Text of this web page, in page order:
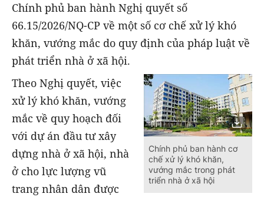
Chính phủ ban hành Nghị quyết số
66.15/2026/NQ-CP về một số cơ chế xử lý khó
khăn, vướng mắc do quy định của pháp luật về
phát triển nhà ở xã hội.
Chính phủ ban hành cơ
chế xử lý khó khăn,
vướng mắc trong phát
triển nhà ở xã hội
Theo Nghị quyết, việc
xử lý khó khăn, vướng
mắc về quy hoạch đối
với dự án đầu tư xây
dựng nhà ở xã hội, nhà
ở cho lực lượng vũ
trang nhân dân được